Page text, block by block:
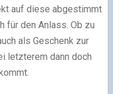
auf diese abgestimmt
für den Anlass. Ob zu
als Geschenk zur
letzterem dann doch